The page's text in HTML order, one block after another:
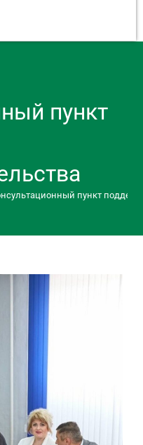
пункт
пункт